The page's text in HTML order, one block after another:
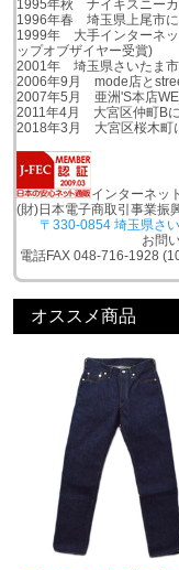
1995年秋 ナイキスニー
1996年春 埼玉県上尾市に
1999年 大手インターネッ
ップオブザイヤー受賞)
2001年 埼玉県さいたま市
2006年9月 mode店と
2007年5月 亜洲'S本店
2011年4月 大宮区仲町B
2018年3月 大宮区桜木町
インターネッ
(財)日本電子商取引事業振
〒330-0854 埼玉県さ
お問
電話FAX 048-716-
オススメ商品